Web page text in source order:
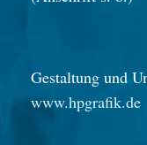
Gestaltung und
www.hpgrafik.de